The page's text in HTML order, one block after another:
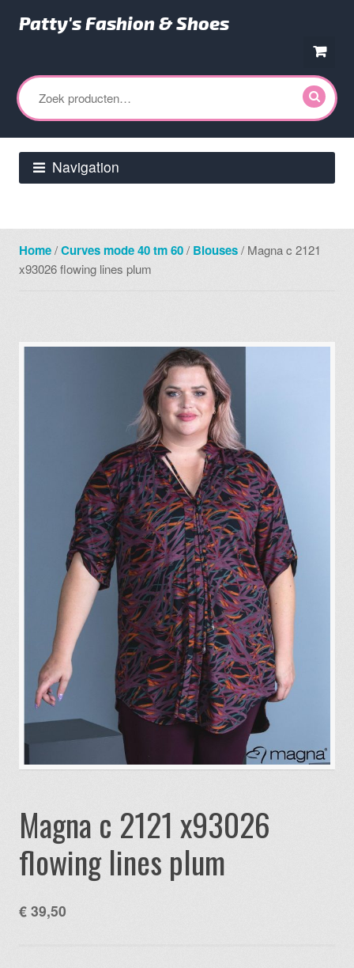
naar
navigatie
naar
de
inhoud
Patty's Fashion & Shoes
Zoeken
naar:
Navigation
Home/Curves mode 40 tm 60/ Blouses/ Magna c 2121
x93026 flowing lines plum
Magna c 2121 x93026
flowing lines plum
€ 39,50